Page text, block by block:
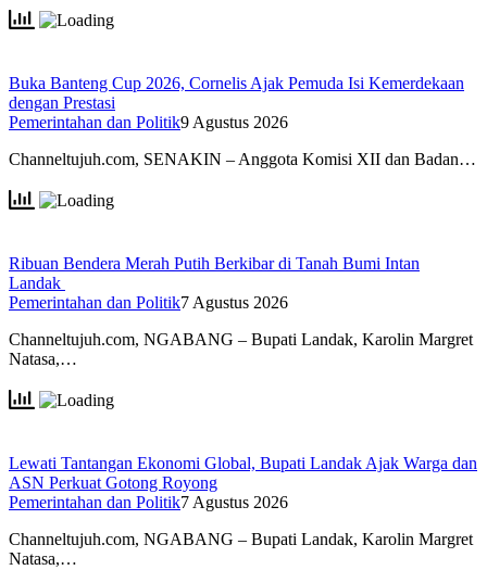
Buka Banteng Cup 2026, Cornelis Ajak Pemuda Isi Kemerdekaan
dengan Prestasi
Pemerintahan dan Politik9 Agustus 2026
Channeltujuh.com, SENAKIN – Anggota Komisi XII dan Badan…
Ribuan Bendera Merah Putih Berkibar di Tanah Bumi Intan
Landak
Pemerintahan dan Politik7 Agustus 2026
Channeltujuh.com, NGABANG – Bupati Landak, Karolin Margret
Natasa,…
Lewati Tantangan Ekonomi Global, Bupati Landak Ajak Warga dan
ASN Perkuat Gotong Royong
Pemerintahan dan Politik7 Agustus 2026
Channeltujuh.com, NGABANG – Bupati Landak, Karolin Margret
Natasa,…